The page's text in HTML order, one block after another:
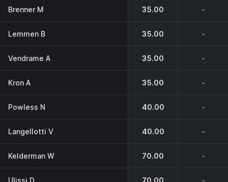
Brenner M 35.00 -
Lemmen B 35.00 -
Vendrame A 35.00 -
Kron A 35.00 -
Powless N 40.00 -
Langellotti V 40.00 -
Kelderman W 70.00 -
Ulissi D 70.00 -